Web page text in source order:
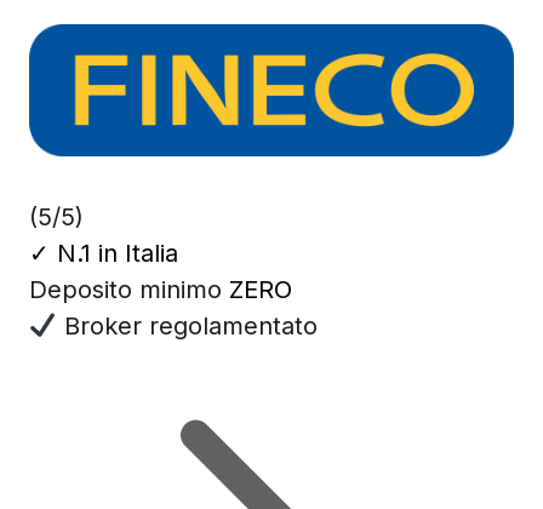
(5/5)
✓ N.1 in Italia
Deposito minimo ZERO
Broker regolamentato